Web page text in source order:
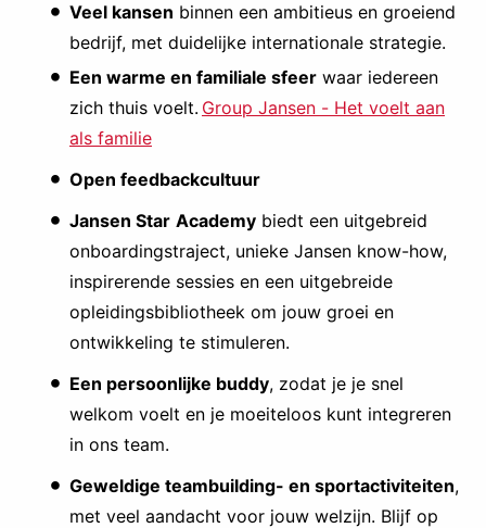
Veel kansen binnen een ambitieus en groeiend
bedrijf, met duidelijke internationale strategie.
Een warme en familiale sfeer waar iedereen
zich thuis voelt. Group Jansen - Het voelt aan
als familie
Open feedbackcultuur
Jansen Star Academy biedt een uitgebreid
onboardingstraject, unieke Jansen know-how,
inspirerende sessies en een uitgebreide
opleidingsbibliotheek om jouw groei en
ontwikkeling te stimuleren.
Een persoonlijke buddy, zodat je je snel
welkom voelt en je moeiteloos kunt integreren
in ons team.
Geweldige teambuilding- en sportactiviteiten,
met veel aandacht voor jouw welzijn. Blijf op